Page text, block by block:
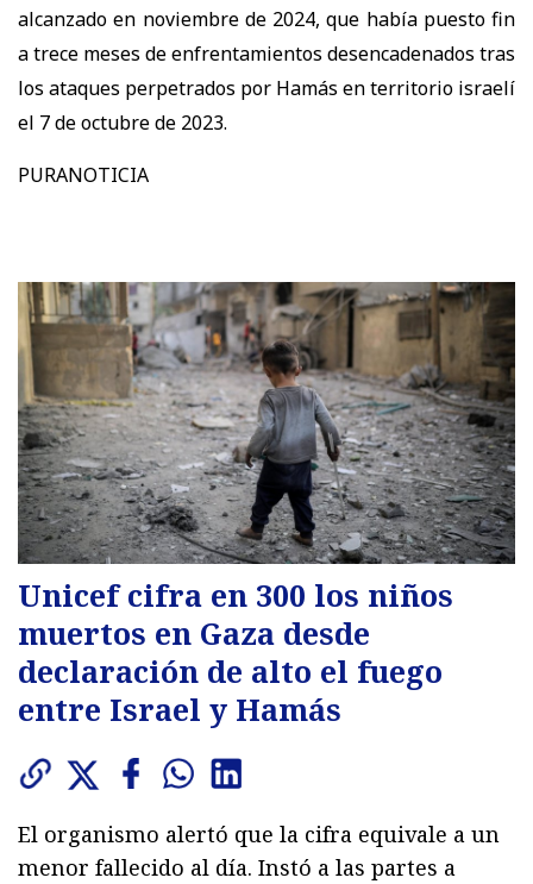
alcanzado en noviembre de 2024, que había puesto fin
a trece meses de enfrentamientos desencadenados tras
los ataques perpetrados por Hamás en territorio israelí
el 7 de octubre de 2023.
PURANOTICIA
Unicef cifra en 300 los niños
muertos en Gaza desde
declaración de alto el fuego
entre Israel y Hamás
El organismo alertó que la cifra equivale a un
menor fallecido al día. Instó a las partes a